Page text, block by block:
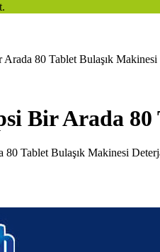
80 Tablet Bulaşık Makinesi
Bir Arada 80
Tablet Bulaşık Makinesi